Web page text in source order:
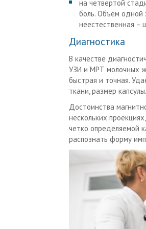
на четвертой
боль. Объем
неестественная –
Диагностика
В качестве
УЗИ и МРТ молочных
быстрая и точная.
ткани, размер капсулы.
Достоинства
нескольких
четко определяемой
распознать форму